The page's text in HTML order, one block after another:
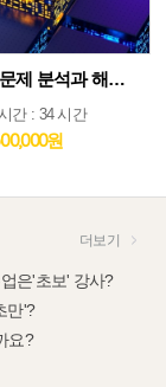
제조 보안 문제 분석과 해법 : IEC 62443 분석 및 구축 전략 집중 분석
간 : 34 시간
원
더보기
은'초보' 강사?
만'?
요?